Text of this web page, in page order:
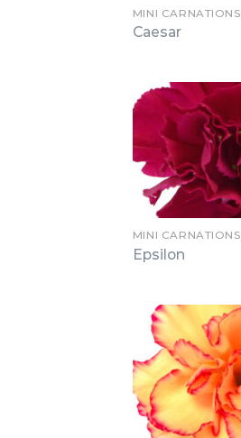
MINI CARNATIONS
Caesar
MINI CARNATIONS
Epsilon